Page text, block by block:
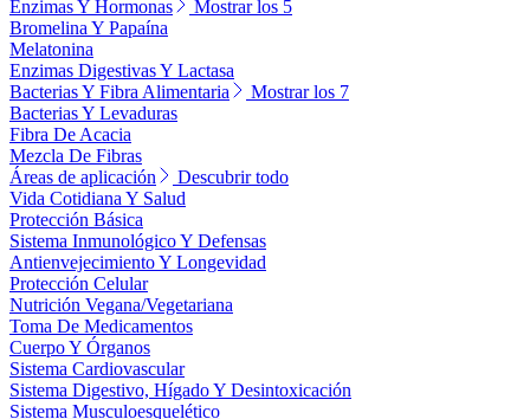
Enzimas Y Hormonas
Mostrar los 5
Bromelina Y Papaína
Melatonina
Enzimas Digestivas Y Lactasa
Bacterias Y Fibra Alimentaria
Mostrar los 7
Bacterias Y Levaduras
Fibra De Acacia
Mezcla De Fibras
Áreas de aplicación
Descubrir todo
Vida Cotidiana Y Salud
Protección Básica
Sistema Inmunológico Y Defensas
Antienvejecimiento Y Longevidad
Protección Celular
Nutrición Vegana/Vegetariana
Toma De Medicamentos
Cuerpo Y Órganos
Sistema Cardiovascular
Sistema Digestivo, Hígado Y Desintoxicación
Sistema Musculoesquelético